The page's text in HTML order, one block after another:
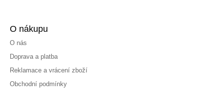
O nákupu
O nás
Doprava a platba
Reklamace a vrácení zboží
Obchodní podmínky